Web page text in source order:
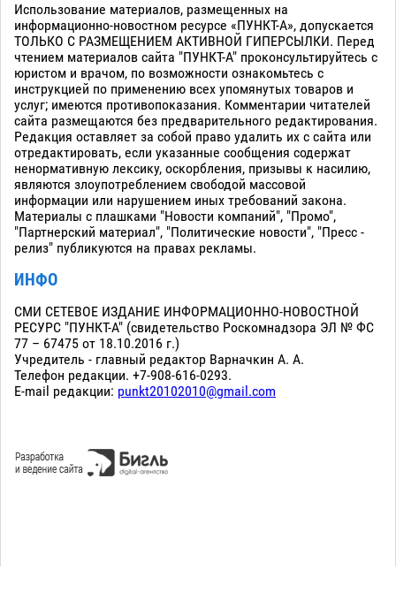
Использование материалов, размещенных на
информационно-новостном ресурсе «ПУНКТ-А», допускается
ТОЛЬКО С РАЗМЕЩЕНИЕМ АКТИВНОЙ ГИПЕРСЫЛКИ. Перед
чтением материалов сайта "ПУНКТ-А" проконсультируйтесь с
юристом и врачом, по возможности ознакомьтесь с
инструкцией по применению всех упомянутых товаров и
услуг; имеются противопоказания. Комментарии читателей
сайта размещаются без предварительного редактирования.
Редакция оставляет за собой право удалить их с сайта или
отредактировать, если указанные сообщения содержат
ненормативную лексику, оскорбления, призывы к насилию,
являются злоупотреблением свободой массовой
информации или нарушением иных требований закона.
Материалы с плашками "Новости компаний", "Промо",
"Партнерский материал", "Политические новости", "Пресс -
релиз" публикуются на правах рекламы.
ИНФО
СМИ СЕТЕВОЕ ИЗДАНИЕ ИНФОРМАЦИОННО-НОВОСТНОЙ
РЕСУРС "ПУНКТ-А" (свидетельство Роскомнадзора ЭЛ № ФС
77 – 67475 от 18.10.2016 г.)
Учредитель - главный редактор Варначкин А. А.
Телефон редакции. +7-908-616-0293.
E-mail редакции: punkt20102010@gmail.com